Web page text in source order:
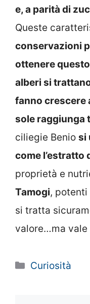
e, a parità di
Queste
conservazioni
ottenere
alberi si
fanno crescere
sole raggiunga
ciliegie Benio si
come l’estratto
proprietà e
Tamogi,
si tratta
valore…ma vale
Categorie
Curiosità